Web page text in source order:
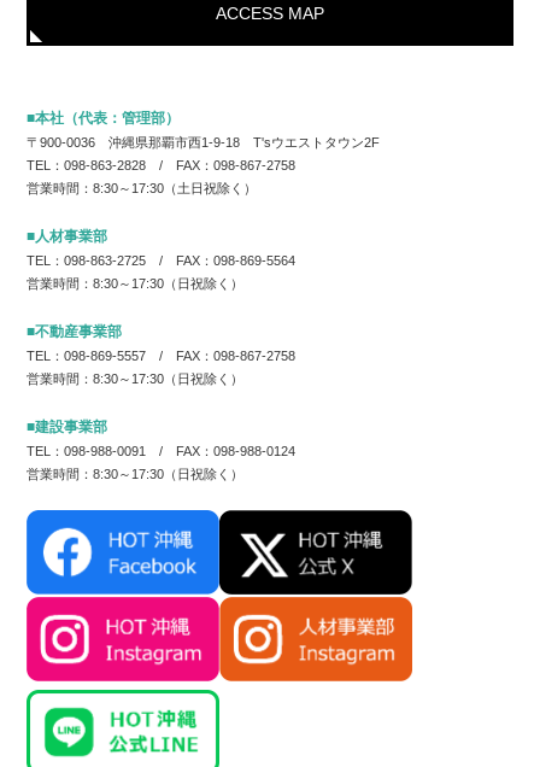
ACCESS MAP
■本社（代表：管理部）
〒900-0036 沖縄県那覇市西1-9-18 T'sウエストタウン2F
TEL：098-863-2828 / FAX：098-867-2758
営業時間：8:30～17:30（土日祝除く）
■人材事業部
TEL：098-863-2725 / FAX：098-869-5564
営業時間：8:30～17:30（日祝除く）
■不動産事業部
TEL：098-869-5557 / FAX：098-867-2758
営業時間：8:30～17:30（日祝除く）
■建設事業部
TEL：098-988-0091 / FAX：098-988-0124
営業時間：8:30～17:30（日祝除く）